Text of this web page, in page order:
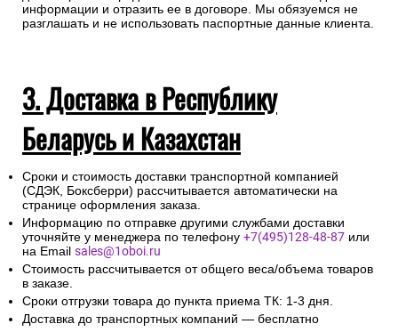
информации и отразить ее в договоре. Мы обязуемся не
разглашать и не использовать паспортные данные клиента.
3. Доставка в Республику
Беларусь и Казахстан
Сроки и стоимость доставки транспортной компанией
(СДЭК, Боксберри) рассчитывается автоматически на
странице оформления заказа.
Информацию по отправке другими службами доставки
уточняйте у менеджера по телефону +7(495)128-48-87 или
на Email sales@1oboi.ru
Стоимость рассчитывается от общего веса/объема товаров
в заказе.
Сроки отгрузки товара до пункта приема ТК: 1-3 дня.
Доставка до транспортных компаний — бесплатно